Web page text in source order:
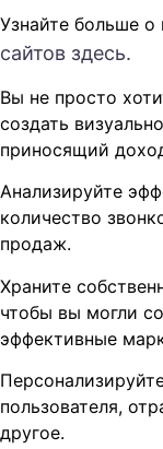
Узнайте больше о
сайтов здесь.
Вы не просто
создать
приносящий
Анализируйте
количество
продаж.
Храните
чтобы вы могли
эффективные
пользователя,
другое.